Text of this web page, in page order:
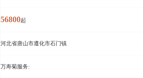
56800起
河北省唐山市遵化市石门镇
万寿菊服务: